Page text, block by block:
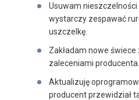
Usuwam
wystarczy zespawać
uszczelkę.
Zakładam nowe
zaleceniami producenta.
Aktualizuję
producent przewidział